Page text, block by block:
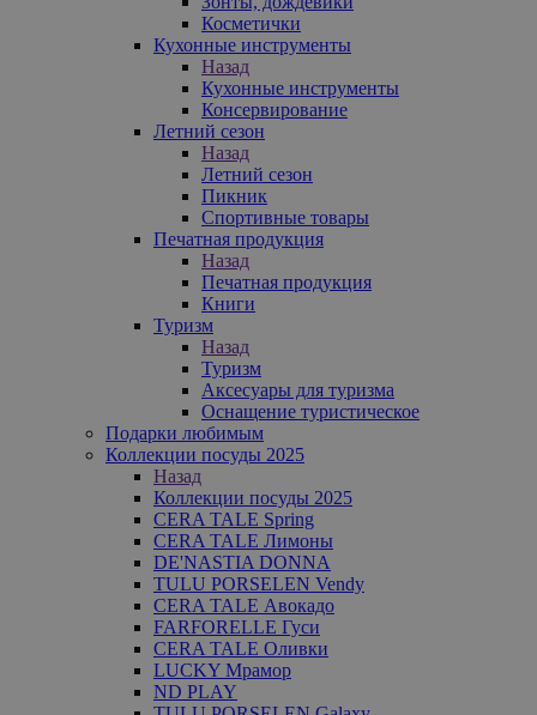
Косметички
Кухонные инструменты
Назад
Кухонные инструменты
Консервирование
Летний сезон
Назад
Летний сезон
Пикник
Спортивные товары
Печатная продукция
Назад
Печатная продукция
Книги
Туризм
Назад
Туризм
Аксесуары для туризма
Оснащение туристическое
Подарки любимым
Коллекции посуды 2025
Назад
Коллекции посуды 2025
CERA TALE Spring
CERA TALE Лимоны
DE'NASTIA DONNA
TULU PORSELEN Vendy
CERA TALE Авокадо
FARFORELLE Гуси
CERA TALE Оливки
LUCKY Мрамор
ND PLAY